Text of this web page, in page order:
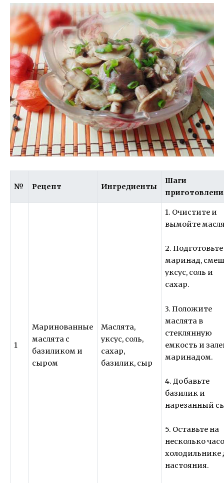
№ Рецепт Ингредиенты
Шаги
1
Маринованные
маслята с
базиликом и
сыром
Маслята,
уксус, соль,
сахар,
базилик, сыр
1. Очистите и
вымойте
2. Подготовьте
маринад,
уксус, соль и
сахар.
3. Положите
маслята в
стеклянную
емкость и
маринадом.
4. Добавьте
базилик и
нарезанный
5. Оставьте на
несколько
холодильнике
настояния.